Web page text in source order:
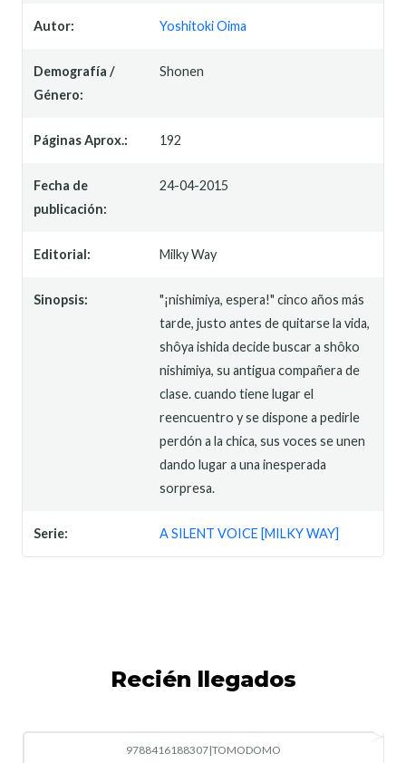
Autor: Yoshitoki Oima
Demografía /
Género:
Shonen
Páginas Aprox.: 192
Fecha de
publicación:
24-04-2015
Editorial: Milky Way
Sinopsis:
"¡nishimiya, espera!" cinco años más
tarde, justo antes de quitarse la vida,
shôya ishida decide buscar a shôko
nishimiya, su antigua compañera de
clase. cuando tiene lugar el
reencuentro y se dispone a pedirle
perdón a la chica, sus voces se unen
dando lugar a una inesperada
sorpresa.
Serie: A SILENT VOICE [MILKY WAY]
Recién llegados
9788416188307|TOMODOMO